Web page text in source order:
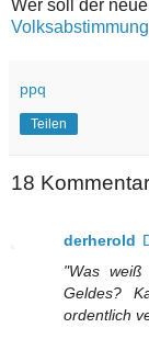
Wer soll der
Volksabstimmung
ppq
Teilen
18
derherold
"Was
Geldes?
ordentlich